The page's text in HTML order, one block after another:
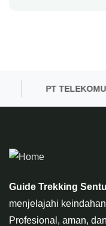
PT
Guide Trekking Sentul
menjelajahi
Profesional, aman,